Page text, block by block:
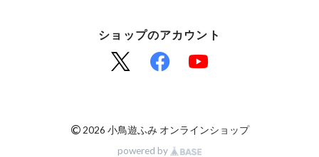
ショップのアカウント
©2026 小鳥遊ふみ オンラインショップ
powered by